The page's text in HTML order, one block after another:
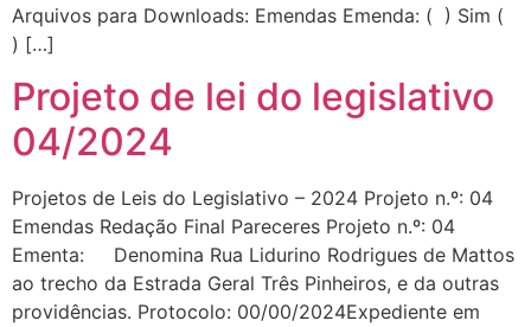
Arquivos para Downloads: Emendas Emenda: ( ) Sim (
) […]
Projeto de lei do legislativo
04/2024
Projetos de Leis do Legislativo – 2024 Projeto n.º: 04
Emendas Redação Final Pareceres Projeto n.º: 04
Ementa: Denomina Rua Lidurino Rodrigues de Mattos
ao trecho da Estrada Geral Três Pinheiros, e da outras
providências. Protocolo: 00/00/2024Expediente em